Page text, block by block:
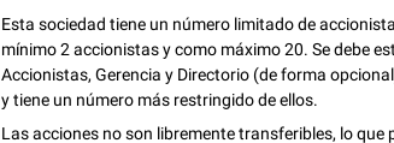
Esta sociedad tiene un número limitado de
mínimo 2 accionistas y como máximo 20. Se debe
Accionistas, Gerencia y Directorio (de forma
y tiene un número más restringido de ellos.
Las acciones no son libremente transferibles, lo